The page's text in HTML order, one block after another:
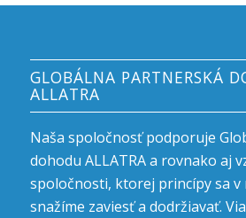
GLOBÁLNA PARTNERSKÁ
ALLATRA
Naša spoločnosť podporuje
dohodu ALLATRA a rovnako aj
spoločnosti, ktorej princípy sa v
snažíme zaviesť a dodržiavať.